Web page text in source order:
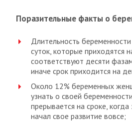
Поразительные факты о
Длительность
суток, которые приходятся
соответствуют десяти
иначе срок приходится на
Около 12% беременных
узнать о своей
прерывается на сроке,
начал свое развитие вовсе;